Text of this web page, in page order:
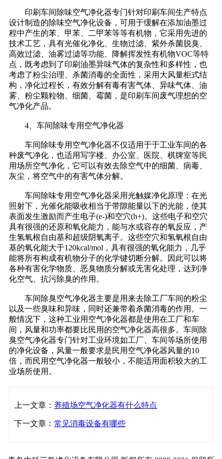
印刷车间除味空气净化器专门针对印刷车间生产特点
设计制造的除味空气净化设备，可用于缓解在添加油墨过
程中产生的苯、甲苯、二甲苯等等有机物，它采用先进的
技术工艺，具有光催化净化、生物过滤、紫外杀菌脱臭、
高效过滤、油雾过滤等功能、降解挥发性有机物VOC等特
点，既考虑到了印刷油墨异味气体的复杂性和多样性，也
考虑了粉尘治理、杀菌消毒的全面性，采用大风量柜式结
构，净化过程长，有效分解有毒有害气体、异味气体、油
雾、粉尘颗粒物、细菌、霉菌，是印刷车间废气理想的空
气净化产品。
4、车间除味专用空气净化器
车间除味专用空气净化器不仅适用于于工业车间的各
种废气净化，也适用写字楼、办公室、医院、棋牌室等民
用场所空气净化，它可以有效去除空气中的细菌、病毒、
灰尘，将空气中的有害气体分解。
车间除味专用空气净化器采用光触媒净化原理：在光
照射下，光催化能吸收相当于带隙能量以下的光能，使其
表面发生激励而产生电子(e-)和空穴(h+)。这些电子和空穴
具有很强的还原和氧化能力，能与水或容存的氧反应，产
生氢氧根自由基和超级阴氧离子。这些空穴和氢氧根自由
基的氧化能大于120kcal/mol，具有很强的氧化能力，几乎
能将所有构成有机物分子的化学键切断分解。因此可以将
各种有害化学物质、恶臭物质分解或无害化处理，达到净
化空气、抗污除臭的作用。
车间除臭空气净化器主要是用来去除工厂车间的粉尘
以及一些臭味和异味，同时还兼带着杀菌消毒的作用。一
般情况下，这种工业用空气净化器都是使用在工厂和车
间，风量和功率都要比民用的空气净化器高很多。车间除
臭空气净化器专门针对工业环境如工厂、车间等场所使用
的净化设备，风量一般要求是民用空气净化器风量的10
倍，而民用空气净化器一般较小，不能适用面积较大的工
业场所使用。
上一文章： 养殖场空气净化器有什么特点
下一文章： 常见消毒设备有哪些